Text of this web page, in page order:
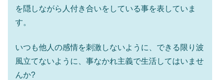
を隠しながら人付き合いをしている事を表していま
す。
いつも他人の感情を刺激しないように、できる限り波
風立てないように、事なかれ主義で生活してはいませ
んか?